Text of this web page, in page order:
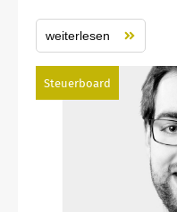
weiterlesen
Steuerboard